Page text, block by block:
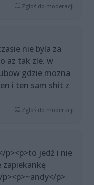
Zgłoś do moderacji
nie byla za
az tak zle. w
gdzie mozna
i ten sam shit z
Zgłoś do moderacji
p><p>to jedź i nie
zapiekankę
p>